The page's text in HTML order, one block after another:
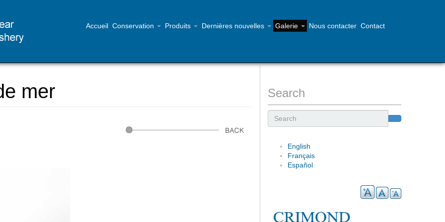
Accueil Conservation Produits Dernières nouvelles Galerie Nous contacter Contact
mer Search
English
Français
Español